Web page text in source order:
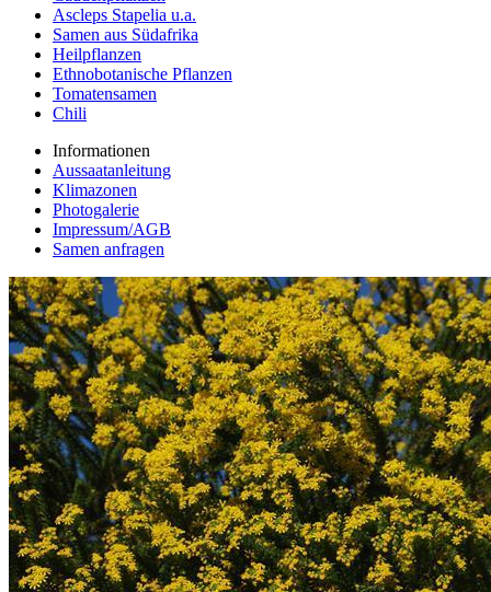
Ascleps Stapelia u.a.
Samen aus Südafrika
Heilpflanzen
Ethnobotanische Pflanzen
Tomatensamen
Chili
Informationen
Aussaatanleitung
Klimazonen
Photogalerie
Impressum/AGB
Samen anfragen